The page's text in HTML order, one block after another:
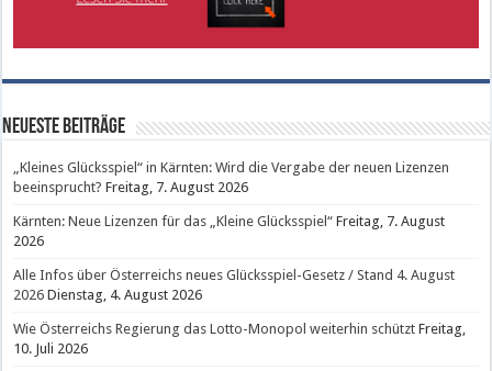
Neueste Beiträge
„Kleines Glücksspiel“ in Kärnten: Wird die Vergabe der neuen Lizenzen
beeinsprucht? Freitag, 7. August 2026
Kärnten: Neue Lizenzen für das „Kleine Glücksspiel“ Freitag, 7. August
2026
Alle Infos über Österreichs neues Glücksspiel-Gesetz / Stand 4. August
2026 Dienstag, 4. August 2026
Wie Österreichs Regierung das Lotto-Monopol weiterhin schützt Freitag,
10. Juli 2026